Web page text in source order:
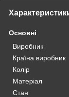
Основні
Виробник
Країна виробник
Колір
Матеріал
Стан